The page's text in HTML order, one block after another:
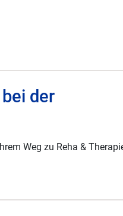
der
Weg zu Reha &